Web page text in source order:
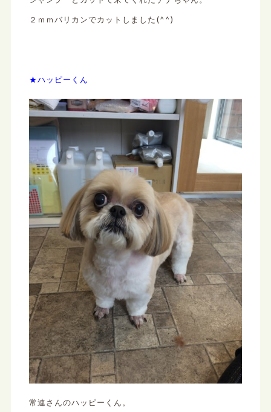
２ｍｍバリカンでカットしました(^^)
★ハッピーくん
常連さんのハッピーくん。